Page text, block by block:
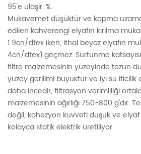
95'e ulaşır. %.
Mukavemet düşüktür ve kopma
edilen kahverengi elyafın kırılma
1.9cn/dtex iken, ithal beyaz elyafın
4cn/dtex'i geçmez. Sürtünme
filtre malzemesinin yüzeyinde tozun
yüzey gerilimi büyüktür ve iyi su iticilik
daha incedir, filtrasyon verimliliği
malzemesinin ağırlığı 750-800 g'dır.
değil, kohezyon kuvveti düşük ve
kolayca statik elektrik üretiliyor.